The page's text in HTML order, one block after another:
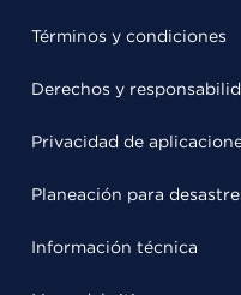
Términos y condiciones
Derechos y
Privacidad de
Planeación para
Información técnica